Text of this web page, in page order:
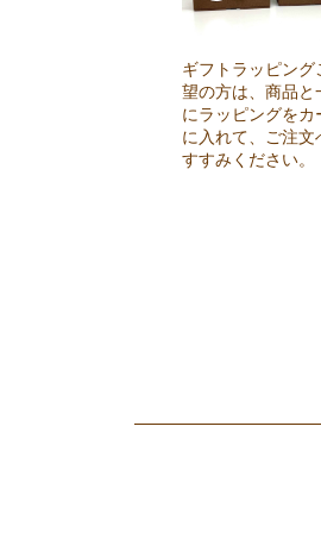
ギフトラッピング
望の方は、商品と
にラッピングをカ
に入れて、ご注文
すすみください。